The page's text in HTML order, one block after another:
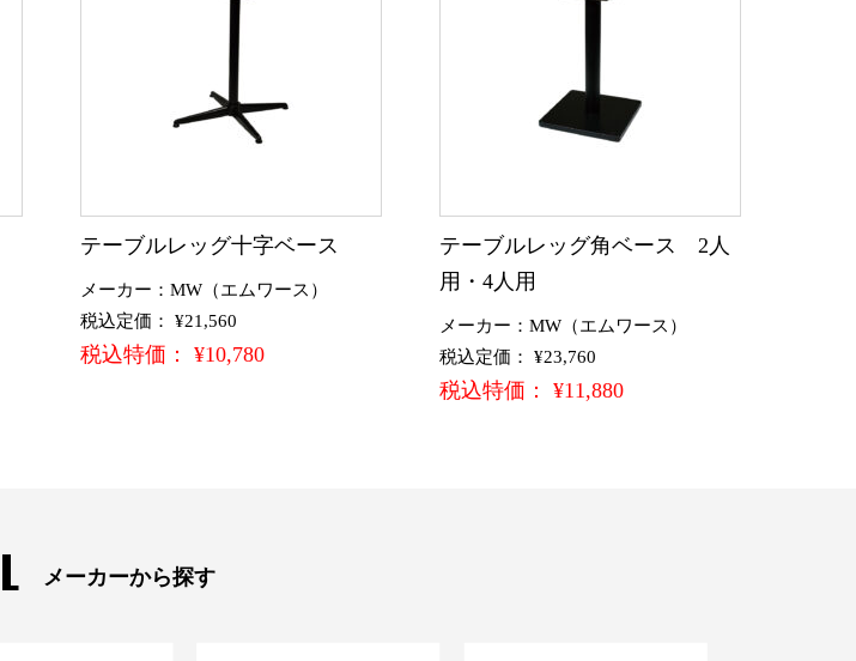
テーブルレッグ十字ベース
メーカー：MW（エムワース）
税込定価： ¥21,560
税込特価： ¥10,780
テーブルレッグ角ベース 2人
用・4人用
メーカー：MW（エムワース）
税込定価： ¥23,760
税込特価： ¥11,880
メーカーから探す